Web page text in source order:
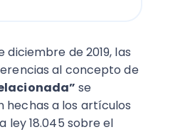
diciembre de 2019, las
al concepto de
se
hechas a los artículos
ley 18.045 sobre el